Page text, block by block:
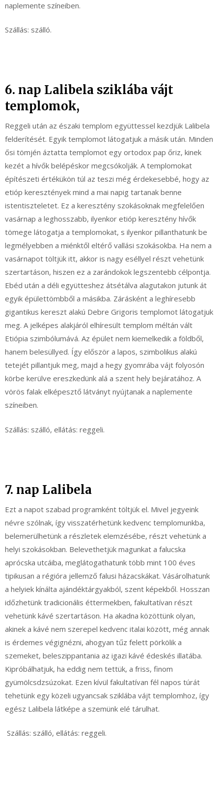
naplemente színeiben.
Szállás: szálló.
6. nap Lalibela sziklába vájt
templomok,
Reggeli után az északi templom együttessel kezdjük Lalibela
felderítését. Egyik templomot látogatjuk a másik után. Minden
ősi tömjén áztatta templomot egy ortodox pap őriz, kinek
kezét a hívők belépéskor megcsókolják. A templomokat
építészeti értékükön túl az teszi még érdekesebbé, hogy az
etióp keresztények mind a mai napig tartanak benne
istentiszteletet. Ez a keresztény szokásoknak megfelelően
vasárnap a leghosszabb, ilyenkor etióp keresztény hívők
tömege látogatja a templomokat, s ilyenkor pillanthatunk be
legmélyebben a miénktől eltérő vallási szokásokba. Ha nem a
vasárnapot töltjük itt, akkor is nagy eséllyel részt vehetünk
szertartáson, hiszen ez a zarándokok legszentebb célpontja.
Ebéd után a déli együtteshez átsétálva alagutakon jutunk át
egyik épülettömbből a másikba. Zárásként a leghíresebb
gigantikus kereszt alakú Debre Grigoris templomot látogatjuk
meg. A jelképes alakjáról elhíresült templom méltán vált
Etiópia szimbólumává. Az épület nem kiemelkedik a földből,
hanem belesüllyed. Így először a lapos, szimbolikus alakú
tetejét pillantjuk meg, majd a hegy gyomrába vájt folyosón
körbe kerülve ereszkedünk alá a szent hely bejáratához. A
vörös falak elképesztő látványt nyújtanak a naplemente
színeiben.
Szállás: szálló, ellátás: reggeli.
7. nap Lalibela
Ezt a napot szabad programként töltjük el. Mivel jegyeink
névre szólnak, így visszatérhetünk kedvenc templomunkba,
belemerülhetünk a részletek elemzésébe, részt vehetünk a
helyi szokásokban. Belevethetjük magunkat a falucska
aprócska utcáiba, meglátogathatunk több mint 100 éves
tipikusan a régióra jellemző falusi házacskákat. Vásárolhatunk
a helyiek kínálta ajándéktárgyakból, szent képekből. Hosszan
időzhetünk tradicionális éttermekben, fakultatívan részt
vehetünk kávé szertartáson. Ha akadna közöttünk olyan,
akinek a kávé nem szerepel kedvenc italai között, még annak
is érdemes végignézni, ahogyan tűz felett pörkölik a
szemeket, beleszippantania az igazi kávé édeskés illatába.
Kipróbálhatjuk, ha eddig nem tettük, a friss, finom
gyümölcsdzsúzokat. Ezen kívül fakultatívan fél napos túrát
tehetünk egy közeli ugyancsak sziklába vájt templomhoz, így
egész Lalibela látképe a szemünk elé tárulhat.
Szállás: szálló, ellátás: reggeli.